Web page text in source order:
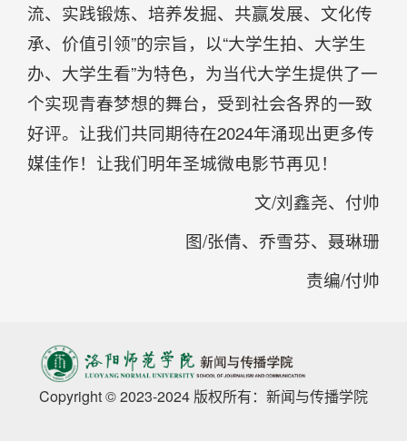
流、实践锻炼、培养发掘、共赢发展、文化传
承、价值引领”的宗旨，以“大学生拍、大学生
办、大学生看”为特色，为当代大学生提供了一
个实现青春梦想的舞台，受到社会各界的一致
好评。让我们共同期待在2024年涌现出更多传
媒佳作！让我们明年圣城微电影节再见！
文/刘鑫尧、付帅
图/张倩、乔雪芬、聂琳珊
责编/付帅
Copyright © 2023-2024 版权所有：新闻与传播学院